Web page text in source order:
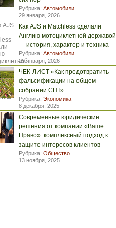
Рубрика: Автомобили
29 января, 2026
Как AJS и Matchless сделали
Англию мотоциклетной державой
— история, характер и техника
Рубрика: Автомобили
29 января, 2026
ЧЕК-ЛИСТ «Как предотвратить
фальсификации на общем
собрании СНТ»
Рубрика: Экономика
8 декабря, 2025
Современные юридические
решения от компании «Ваше
Право»: комплексный подход к
защите интересов клиентов
Рубрика: Общество
13 ноября, 2025